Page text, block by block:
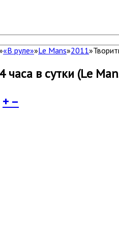
«В руле»»Le Mans»2011»
часа в сутки (Le
+ –